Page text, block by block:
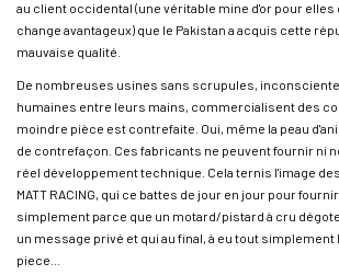
au client occidental (une véritable mine d'or pour elles
change avantageux) que le Pakistan a acquis cette
mauvaise qualité.
De nombreuses usines sans scrupules,
humaines entre leurs mains, commercialisent des
moindre pièce est contrefaite. Oui, même la peau
de contrefaçon. Ces fabricants ne peuvent fournir ni
réel développement technique. Cela ternis l'image
MATT RACING, qui ce battes de jour en jour pour
simplement parce que un motard/pistard à cru
un message privé et qui au final, à eu tout simplement
piece...